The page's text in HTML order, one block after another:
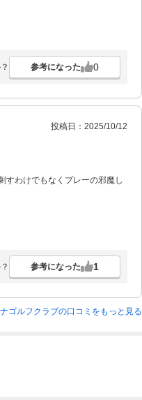
参考になった 0
投稿日：2025/10/12
すわけでもなくプレーの邪魔し
参考になった 1
ゴルフクラブの口コミをもっと見る